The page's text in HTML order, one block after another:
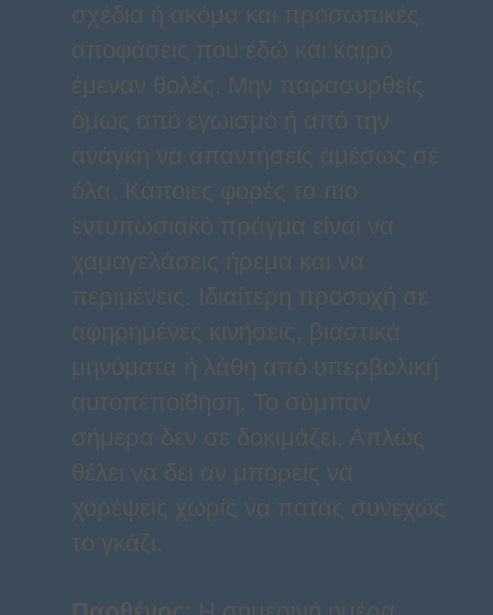
σχέδια ή ακόμα και προσωπικές
αποφάσεις που εδώ και καιρό
έμεναν θολές. Μην παρασυρθείς
όμως από εγωισμό ή από την
ανάγκη να απαντήσεις αμέσως σε
όλα. Κάποιες φορές το πιο
εντυπωσιακό πράγμα είναι να
χαμογελάσεις ήρεμα και να
περιμένεις. Ιδιαίτερη προσοχή σε
αφηρημένες κινήσεις, βιαστικά
μηνύματα ή λάθη από υπερβολική
αυτοπεποίθηση. Το σύμπαν
σήμερα δεν σε δοκιμάζει. Απλώς
θέλει να δει αν μπορείς να
χορέψεις χωρίς να πατάς συνεχώς
το γκάζι.